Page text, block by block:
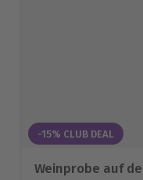
-15% CLUB DEAL
Weinprobe auf